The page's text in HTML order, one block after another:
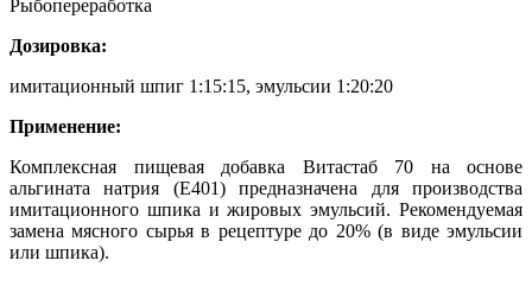
Рыбопереработка
Дозировка:
имитационный шпиг 1:15:15, эмульсии 1:20:20
Применение:
Комплексная пищевая добавка Витастаб 70 на основе
альгината натрия (Е401) предназначена для производства
имитационного шпика и жировых эмульсий. Рекомендуемая
замена мясного сырья в рецептуре до 20% (в виде эмульсии
или шпика).